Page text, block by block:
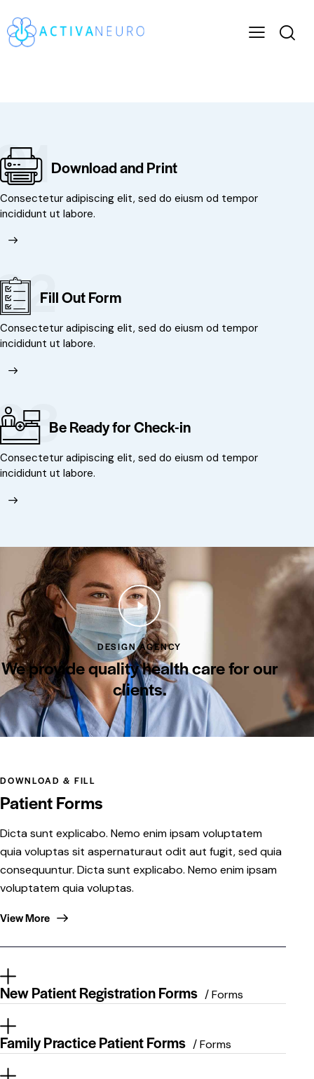
Download and Print
Consectetur adipiscing elit, sed do eiusm od tempor
incididunt ut labore.
Fill Out Form
Consectetur adipiscing elit, sed do eiusm od tempor
incididunt ut labore.
Be Ready for Check-in
Consectetur adipiscing elit, sed do eiusm od tempor
incididunt ut labore.
DESIGN AGENCY
We provide quality healthcare for our
clients.
DOWNLOAD & FILL
Patient Forms
Dicta sunt explicabo. Nemo enim ipsam voluptatem
quia voluptas sit aspernaturaut odit aut fugit, sed quia
consequuntur. Dicta sunt explicabo. Nemo enim ipsam
voluptatem quia voluptas.
View More
New Patient Registration Forms / Forms
Family Practice Patient Forms / Forms